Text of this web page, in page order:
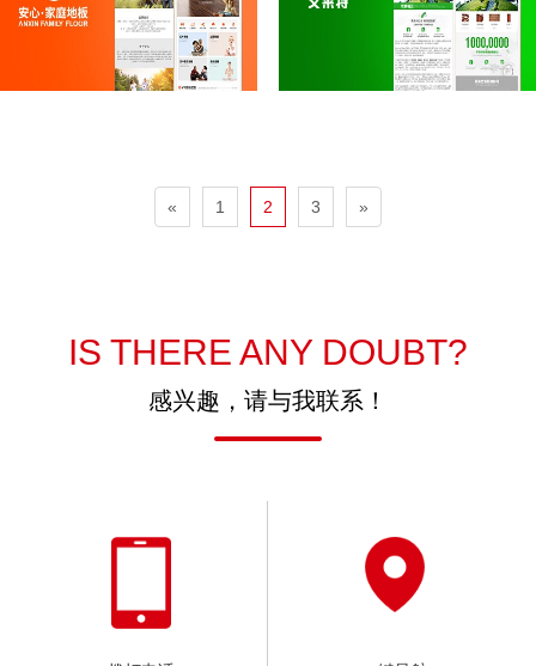
« 1 2 3 »
IS THERE ANY DOUBT?
感兴趣，请与我联系！